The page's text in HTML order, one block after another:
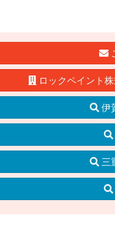
ロックペイント
伊
三